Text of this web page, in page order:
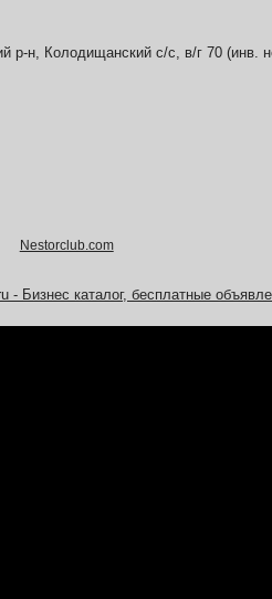
р-н, Колодищанский с/с, в/г 70 (инв.
Nestorclub.com